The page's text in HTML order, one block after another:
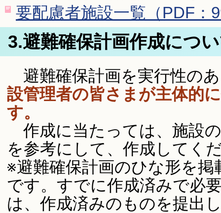
要配慮者施設一覧（PDF：
3.避難確保計画作成につ
避難確保計画を実行性の
設管理者の皆さまが主体的
す。
作成に当たっては、施設
を参考にして、作成してく
※避難確保計画のひな形を
です。すでに作成済みで必
は、作成済みのものを提出